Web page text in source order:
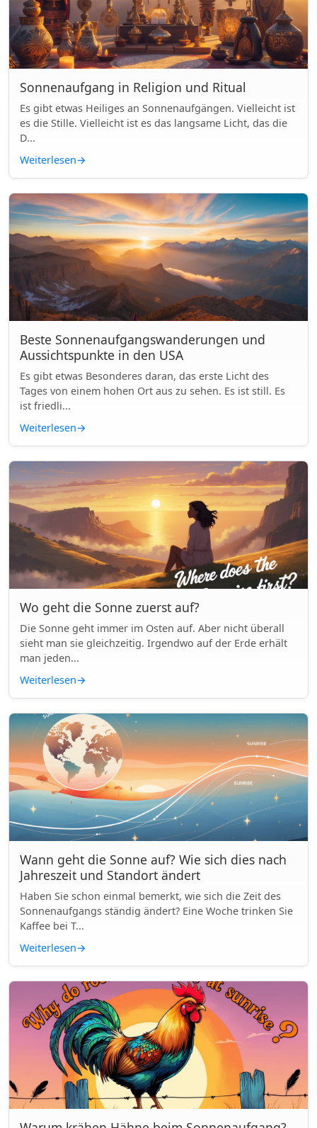
Sonnenaufgang in Religion und Ritual
Es gibt etwas Heiliges an Sonnenaufgängen. Vielleicht ist
es die Stille. Vielleicht ist es das langsame Licht, das die
D...
Weiterlesen→
Beste Sonnenaufgangswanderungen und
Aussichtspunkte in den USA
Es gibt etwas Besonderes daran, das erste Licht des
Tages von einem hohen Ort aus zu sehen. Es ist still. Es
ist friedli...
Weiterlesen→
Wo geht die Sonne zuerst auf?
Die Sonne geht immer im Osten auf. Aber nicht überall
sieht man sie gleichzeitig. Irgendwo auf der Erde erhält
man jeden...
Weiterlesen→
Wann geht die Sonne auf? Wie sich dies nach
Jahreszeit und Standort ändert
Haben Sie schon einmal bemerkt, wie sich die Zeit des
Sonnenaufgangs ständig ändert? Eine Woche trinken Sie
Kaffee bei T...
Weiterlesen→